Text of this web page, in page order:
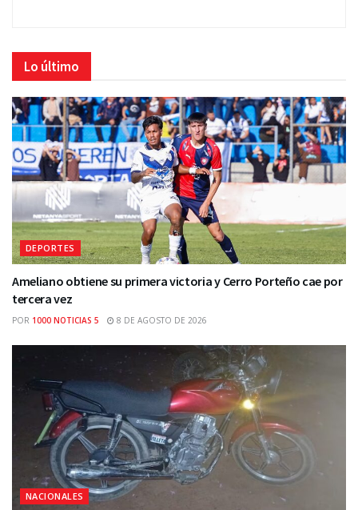
Lo último
DEPORTES
Ameliano obtiene su primera victoria y Cerro Porteño cae por
tercera vez
POR 1000 NOTICIAS 5 8 DE AGOSTO DE 2026
NACIONALES